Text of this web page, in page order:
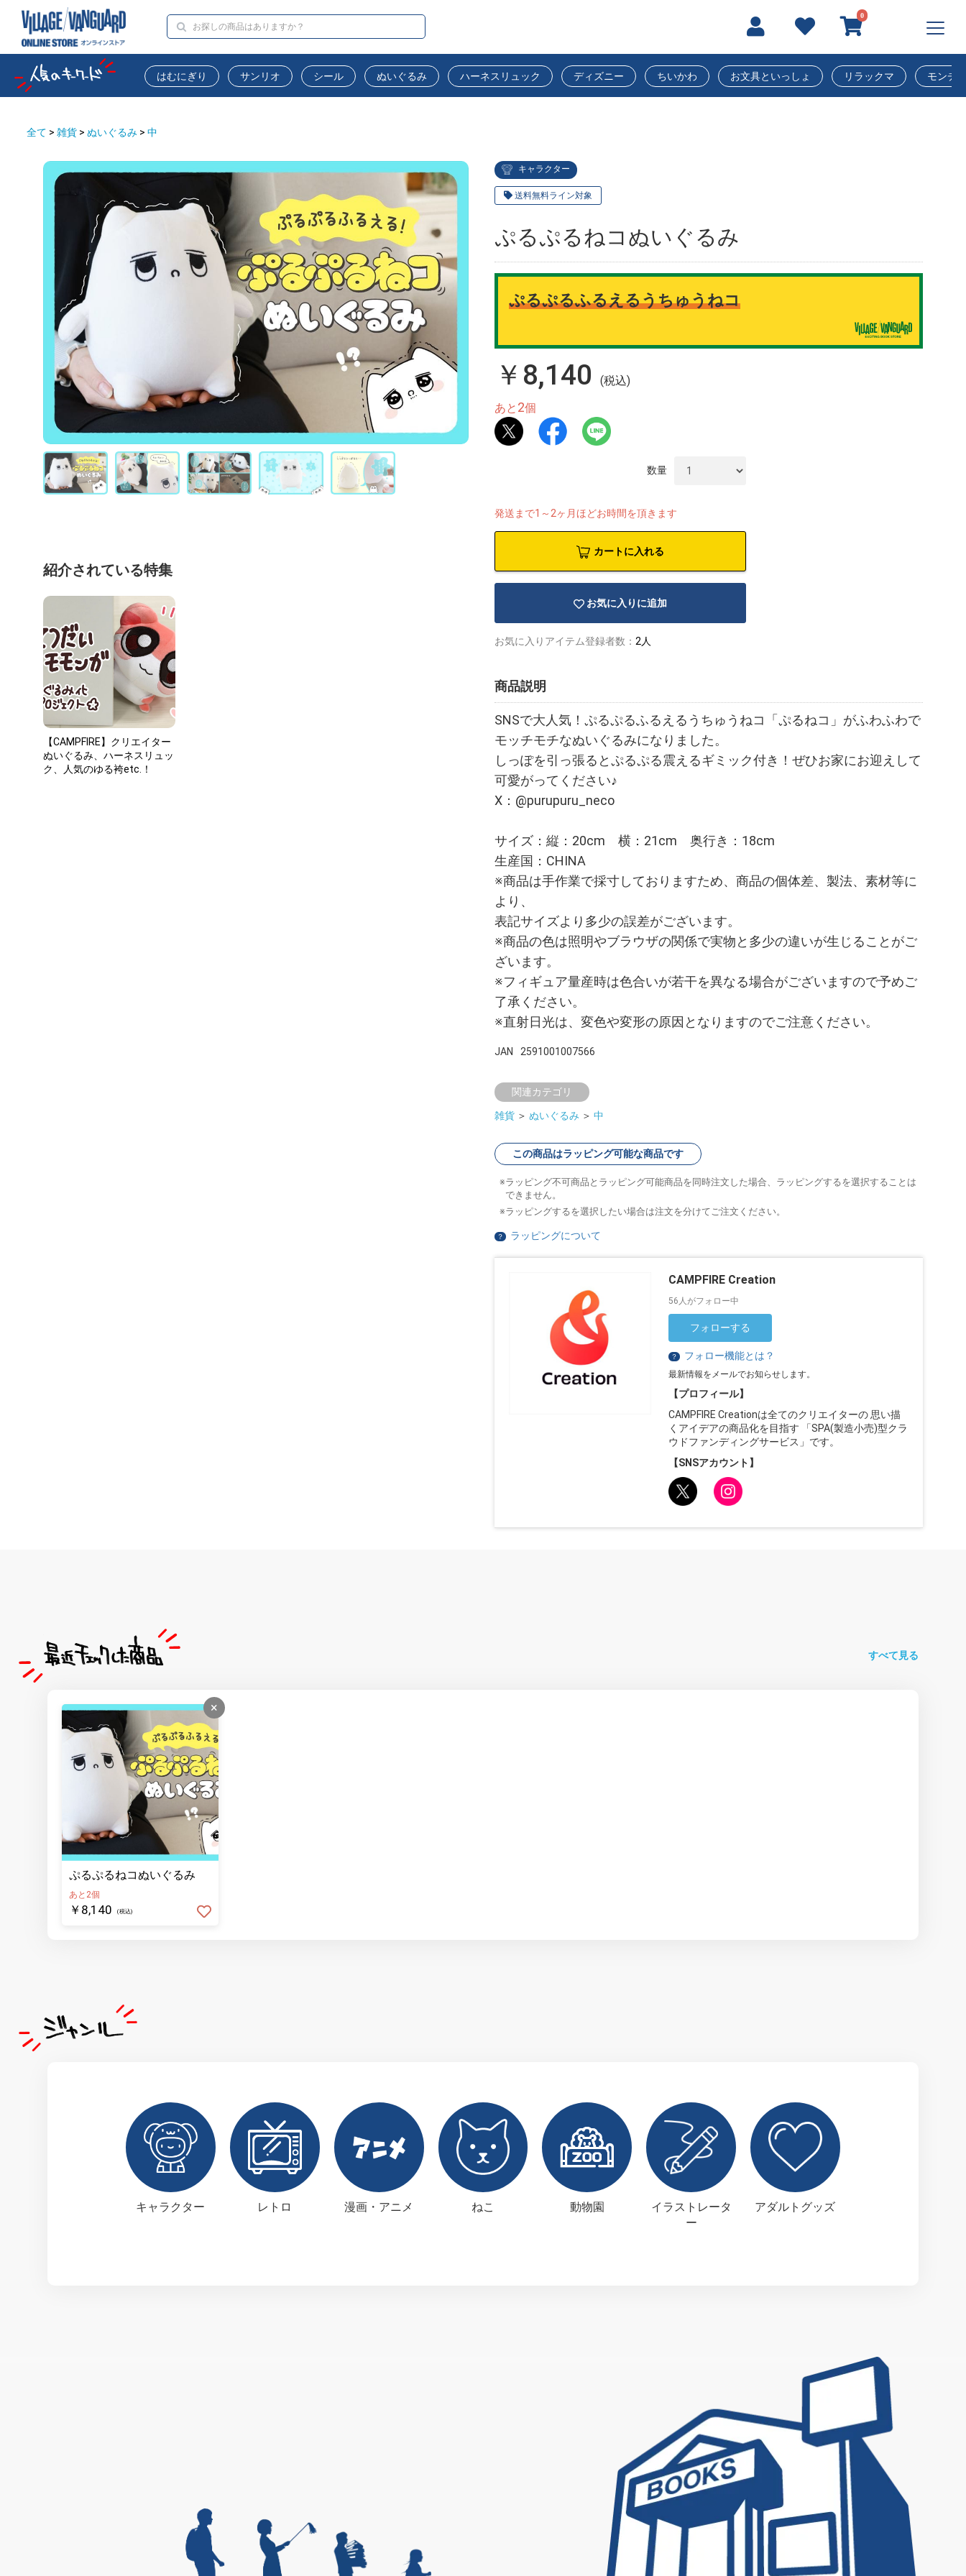
0
はむにぎり サンリオ シール ぬいぐるみ ハーネスリュック ディズニー ちいかわ お文具といっしょ リラックマ モンチ
全て > 雑貨 > ぬいぐるみ > 中
キャラクター
送料無料ライン対象
ぷるぷるねコぬいぐるみ
ぷるぷるふるえるうちゅうねコ
￥8,140
(税込)
あと 2個
数量
発送まで1～2ヶ月ほどお時間を頂きます
カートに入れる
お気に入りに追加
お気に入りアイテム登録者数： 2人
商品説明
SNSで大人気！ぷるぷるふるえるうちゅうねコ「ぷるねコ」がふわふわで
モッチモチなぬいぐるみになりました。
しっぽを引っ張るとぷるぷる震えるギミック付き！ぜひお家にお迎えして
可愛がってください♪
X：@purupuru_neco
サイズ：縦：20cm 横：21cm 奥行き：18cm
生産国：CHINA
※商品は手作業で採寸しておりますため、商品の個体差、製法、素材等に
より、
表記サイズより多少の誤差がございます。
※商品の色は照明やブラウザの関係で実物と多少の違いが生じることがご
ざいます。
※フィギュア量産時は色合いが若干を異なる場合がございますので予めご
了承ください。
※直射日光は、変色や変形の原因となりますのでご注意ください。
JAN 2591001007566
関連カテゴリ
雑貨 ＞ ぬいぐるみ ＞ 中
この商品はラッピング可能な商品です
ラッピング不可商品とラッピング可能商品を同時注文した場合、ラッピングするを選択することは
できません。
ラッピングするを選択したい場合は注文を分けてご注文ください。
？ ラッピングについて
CAMPFIRE Creation
56人がフォロー中
フォローする
？ フォロー機能とは？
最新情報をメールでお知らせします。
【プロフィール】
CAMPFIRE Creationは全てのクリエイターの 思い描
くアイデアの商品化を目指す 「SPA(製造小売)型クラ
ウドファンディングサービス」です。
【SNSアカウント】
紹介されている特集
【CAMPFIRE】クリエイター
ぬいぐるみ、ハーネスリュッ
ク、人気のゆる袴etc.！
すべて見る
×
ぷるぷるねコぬいぐるみ
あと2個
￥8,140 (税込)
キャラクター レトロ 漫画・アニメ ねこ 動物園
イラストレータ
ー
アダルトグッズ